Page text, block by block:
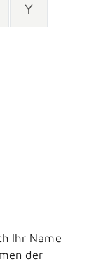
Y
Ihr Name
der